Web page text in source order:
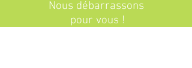
Nous débarrassons
pour vous !